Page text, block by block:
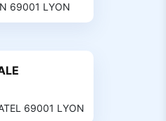
69001 LYON
69001 LYON